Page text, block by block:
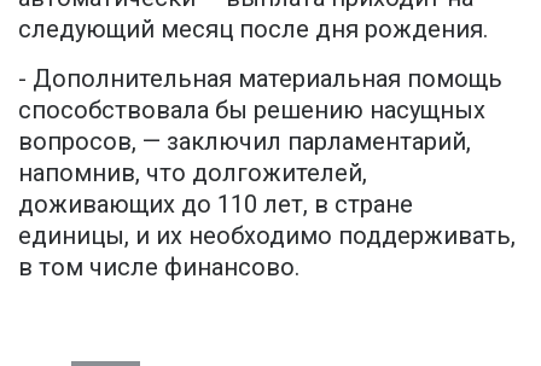
следующий месяц после дня рождения.
- Дополнительная материальная помощь
способствовала бы решению насущных
вопросов, — заключил парламентарий,
напомнив, что долгожителей,
доживающих до 110 лет, в стране
единицы, и их необходимо поддерживать,
в том числе финансово.